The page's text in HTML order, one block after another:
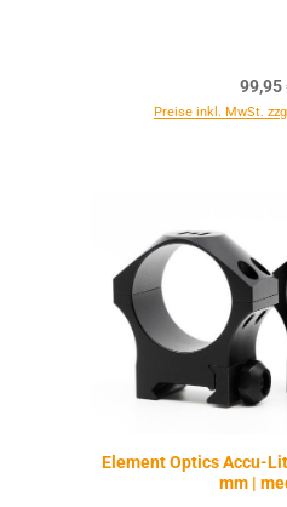
99,95
Preise inkl. MwSt.
Element Optics Accu-
mm |